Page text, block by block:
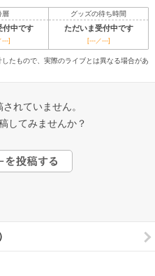
層 グッズの待ち時間
付中です ただいま受付中です
---] [---／---]
たもので、実際のライブとは異なる場合があ
れていません。
してみませんか？